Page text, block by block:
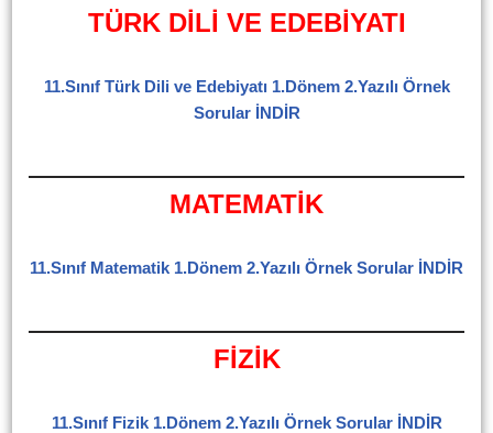
TÜRK DİLİ VE EDEBİYATI
11.Sınıf Türk Dili ve Edebiyatı 1.Dönem 2.Yazılı Örnek
Sorular İNDİR
MATEMATİK
11.Sınıf Matematik 1.Dönem 2.Yazılı Örnek Sorular İNDİR
FİZİK
11.Sınıf Fizik 1.Dönem 2.Yazılı Örnek Sorular İNDİR